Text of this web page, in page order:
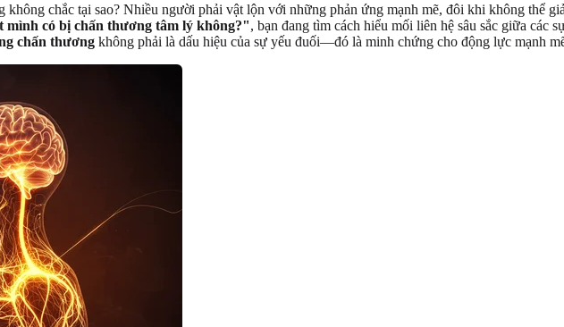
không chắc tại sao? Nhiều người phải vật lộn với những phản ứng mạnh mẽ, đôi khi không thể
mình có bị chấn thương tâm lý không?", bạn đang tìm cách hiểu mối liên hệ sâu sắc giữa các
chấn thương không phải là dấu hiệu của sự yếu đuối—đó là minh chứng cho động lực mạnh